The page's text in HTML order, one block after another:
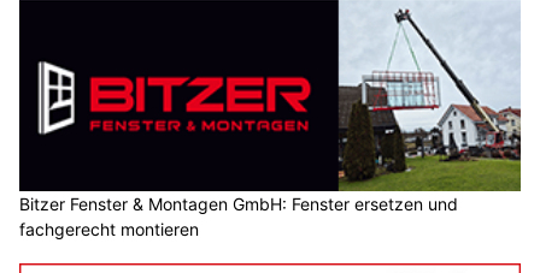
Bitzer Fenster & Montagen GmbH: Fenster ersetzen und
fachgerecht montieren